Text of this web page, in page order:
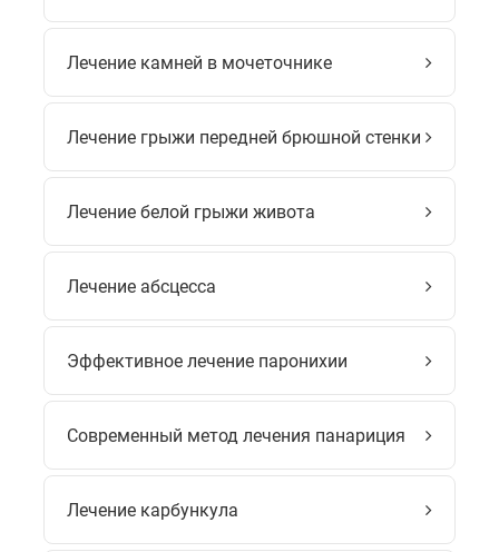
Лечение камней в мочеточнике
Лечение грыжи передней брюшной стенки
Лечение белой грыжи живота
Лечение абсцесса
Эффективное лечение паронихии
Современный метод лечения панариция
Лечение карбункула